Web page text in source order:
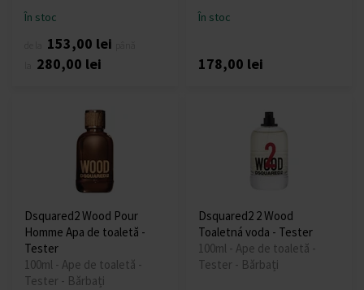
În stoc
153,00 lei
280,00 lei
În stoc
178,00 lei
Dsquared2 Wood Pour
Homme Apa de toaletă -
Tester
100ml - Ape de toaletă -
Tester - Bărbați
Dsquared2 2 Wood
Toaletná voda - Tester
100ml - Ape de toaletă -
Tester - Bărbați